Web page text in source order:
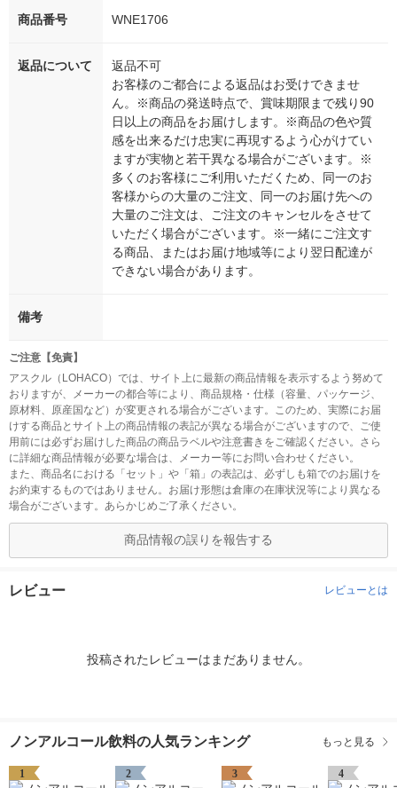
商品番号 WNE1706
返品について
返品不可
お客様のご都合による返品はお受けできませ
ん。※商品の発送時点で、賞味期限まで残り90
日以上の商品をお届けします。※商品の色や質
感を出来るだけ忠実に再現するよう心がけてい
ますが実物と若干異なる場合がございます。※
多くのお客様にご利用いただくため、同一のお
客様からの大量のご注文、同一のお届け先への
大量のご注文は、ご注文のキャンセルをさせて
いただく場合がございます。※一緒にご注文す
る商品、またはお届け地域等により翌日配達が
できない場合があります。
備考
ご注意【免責】
アスクル（LOHACO）では、サイト上に最新の商品情報を表示するよう努めて
おりますが、メーカーの都合等により、商品規格・仕様（容量、パッケージ、
原材料、原産国など）が変更される場合がございます。このため、実際にお届
けする商品とサイト上の商品情報の表記が異なる場合がございますので、ご使
用前には必ずお届けした商品の商品ラベルや注意書きをご確認ください。さら
に詳細な商品情報が必要な場合は、メーカー等にお問い合わせください。
また、商品名における「セット」や「箱」の表記は、必ずしも箱でのお届けを
お約束するものではありません。お届け形態は倉庫の在庫状況等により異なる
場合がございます。あらかじめご了承ください。
商品情報の誤りを報告する
レビュー レビューとは
投稿されたレビューはまだありません。
ノンアルコール飲料の人気ランキング もっと見る
1 2 3 4